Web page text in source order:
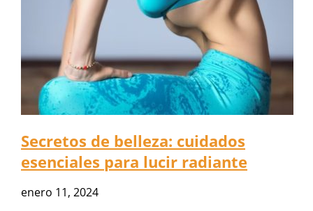
Secretos de belleza: cuidados
esenciales para lucir radiante
enero 11, 2024